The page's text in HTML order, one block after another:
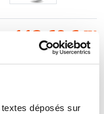
déposés sur
113,68€ TTC